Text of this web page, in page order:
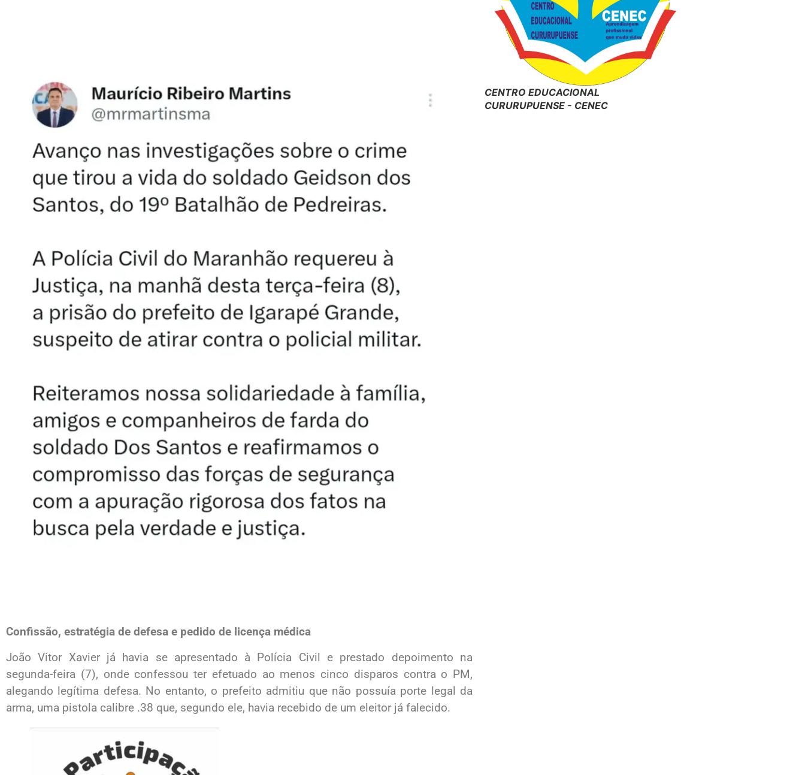
Confissão, estratégia de defesa e pedido de licença médica
João Vitor Xavier já havia se apresentado à Polícia Civil e prestado depoimento na
segunda-feira (7), onde confessou ter efetuado ao menos cinco disparos contra o PM,
alegando legítima defesa. No entanto, o prefeito admitiu que não possuía porte legal da
arma, uma pistola calibre .38 que, segundo ele, havia recebido de um eleitor já falecido.
CENTRO EDUCACIONAL
CURURUPUENSE - CENEC